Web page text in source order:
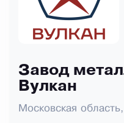
Завод
Вулкан
Московская